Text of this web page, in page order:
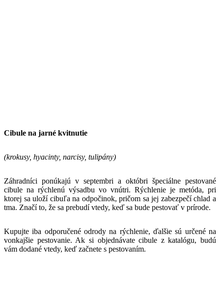
Cibule na jarné kvitnutie
(krokusy, hyacinty, narcisy, tulipány)
Záhradníci ponúkajú v septembri a októbri špeciálne pestované
cibule na rýchlenú výsadbu vo vnútri. Rýchlenie je metóda, pri
ktorej sa uloží cibuľa na odpočinok, pričom sa jej zabezpečí chlad a
tma. Značí to, že sa prebudí vtedy, keď sa bude pestovať v prírode.
Kupujte iba odporučené odrody na rýchlenie, ďalšie sú určené na
vonkajšie pestovanie. Ak si objednávate cibule z katalógu, budú
vám dodané vtedy, keď začnete s pestovaním.